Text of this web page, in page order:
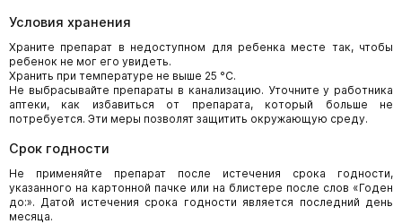
Условия хранения
Храните препарат в недоступном для ребенка месте так, чтобы
ребенок не мог его увидеть.
Хранить при температуре не выше 25 °C.
Не выбрасывайте препараты в канализацию. Уточните у работника
аптеки, как избавиться от препарата, который больше не
потребуется. Эти меры позволят защитить окружающую среду.
Срок годности
Не применяйте препарат после истечения срока годности,
указанного на картонной пачке или на блистере после слов «Годен
до:». Датой истечения срока годности является последний день
месяца.